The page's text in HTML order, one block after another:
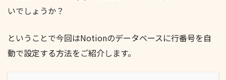
いでしょうか？
ということで今回はNotionのデータベースに行番号を自
動で設定する方法をご紹介します。